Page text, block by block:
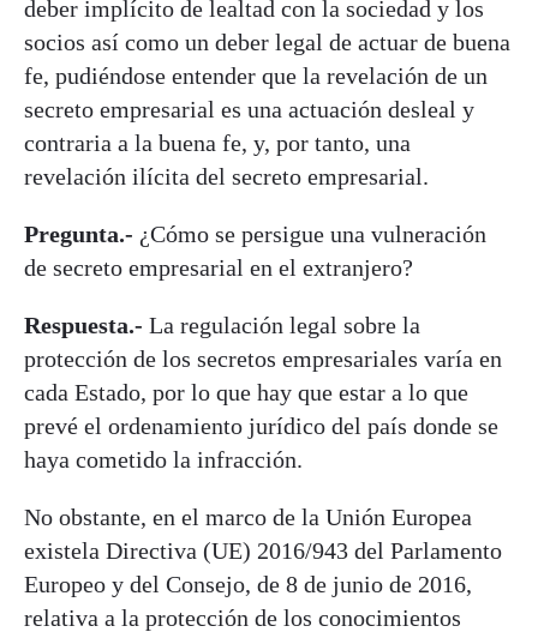
deber implícito de lealtad con la sociedad y los
socios así como un deber legal de actuar de buena
fe, pudiéndose entender que la revelación de un
secreto empresarial es una actuación desleal y
contraria a la buena fe, y, por tanto, una
revelación ilícita del secreto empresarial.
Pregunta.- ¿Cómo se persigue una vulneración
de secreto empresarial en el extranjero?
Respuesta.- La regulación legal sobre la
protección de los secretos empresariales varía en
cada Estado, por lo que hay que estar a lo que
prevé el ordenamiento jurídico del país donde se
haya cometido la infracción.
No obstante, en el marco de la Unión Europea
existela Directiva (UE) 2016/943 del Parlamento
Europeo y del Consejo, de 8 de junio de 2016,
relativa a la protección de los conocimientos